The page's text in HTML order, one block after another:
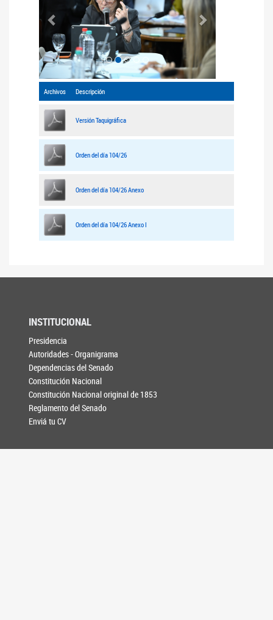
Archivos Descripción
Versión Taquigráfica
Orden del día 104/26
Orden del día 104/26 Anexo
Orden del día 104/26 Anexo I
INSTITUCIONAL
Presidencia
Autoridades - Organigrama
Dependencias del Senado
Constitución Nacional
Constitución Nacional original de 1853
Reglamento del Senado
Enviá tu CV